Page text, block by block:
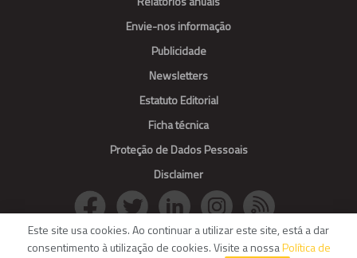
Envie-nos informação
Publicidade
Newsletters
Estatuto Editorial
Ficha técnica
Proteção de Dados Pessoais
Disclaimer
Este site usa cookies. Ao continuar a utilizar este site, está a dar
consentimento à utilização de cookies. Visite a nossaPolítica de